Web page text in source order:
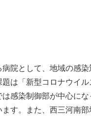
院として、地域の感
は「新型コロナウイル
感染制御部が中心にな
す。また、西三河南